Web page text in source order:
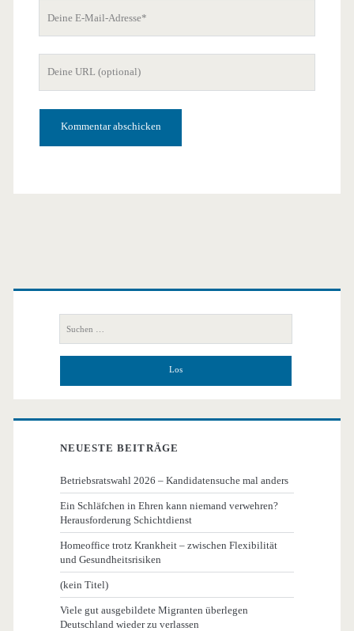
Adresse
Primäre
Seitenleiste
nach:
NEUESTE BEITRÄGE
Betriebsratswahl 2026 – Kandidatensuche mal anders
Ein Schläfchen in Ehren kann niemand verwehren?
Herausforderung Schichtdienst
Homeoffice trotz Krankheit – zwischen Flexibilität
und Gesundheitsrisiken
(kein Titel)
Viele gut ausgebildete Migranten überlegen
Deutschland wieder zu verlassen